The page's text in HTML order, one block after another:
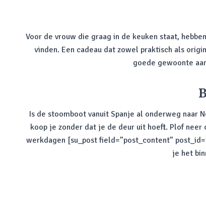
Voor de vrouw die graag in de keuken staat,
vinden. Een cadeau dat zowel praktisch als
goede gewoonte
Is de stoomboot vanuit Spanje al onderweg naar
koop je zonder dat je de deur uit hoeft. Plof
werkdagen [su_post field=”post_content”
je het